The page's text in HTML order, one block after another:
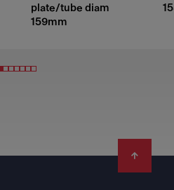
plate/tube diam
159mm